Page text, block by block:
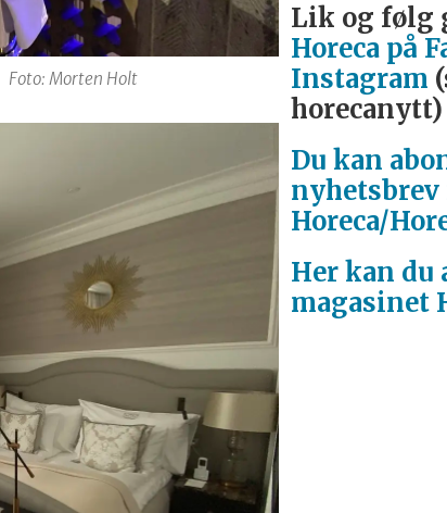
Foto: Morten Holt
Lik og følg
Horeca på
Instagram
horecanytt)
Du kan
Horeca/
Her kan du
magasinet